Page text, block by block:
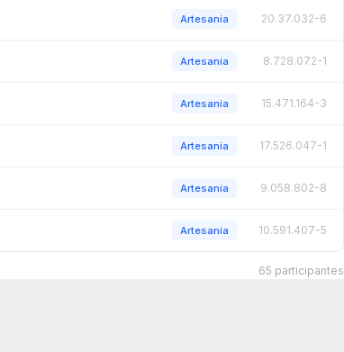
Artesanía 20.37.032-6
Artesanía 8.728.072-1
Artesanía 15.471.164-3
Artesanía 17.526.047-1
Artesanía 9.058.802-8
Artesanía 10.591.407-5
65 participantes